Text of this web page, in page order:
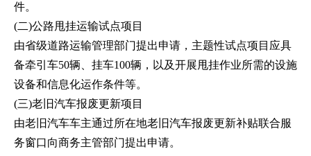
件。
(二)公路甩挂运输试点项目
由省级道路运输管理部门提出申请，主题性试点项目应具
备牵引车50辆、挂车100辆，以及开展甩挂作业所需的设施
设备和信息化运作条件等。
(三)老旧汽车报废更新项目
由老旧汽车车主通过所在地老旧汽车报废更新补贴联合服
务窗口向商务主管部门提出申请。